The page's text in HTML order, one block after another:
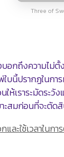
Three of
ถึงความไม่ตั้ง
พ่ใบนี้ปรากฏใน
เราระมัดระวัง
ะสมก่อนที่จะตัด
ละใช้เวลาในกา